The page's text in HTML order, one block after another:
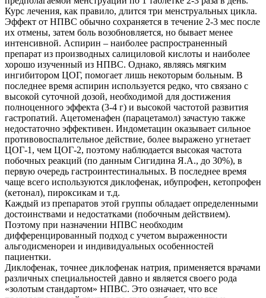
Курс лечения, как правило, длится три менструальных цикла.
Эффект от НПВС обычно сохраняется в течение 2-3 мес после
их отмены, затем боль возобновляется, но бывает менее
интенсивной. Аспирин – наиболее распространенный
препарат из производных салициловой кислоты и наиболее
хорошо изученный из НПВС. Однако, являясь мягким
ингибитором ЦОГ, помогает лишь некоторым больным. В
последнее время аспирин используется редко, что связано с
высокой суточной дозой, необходимой для достижения
полноценного эффекта (3-4 г) и высокой частотой развития
гастропатий. Ацетоменафен (парацетамол) зачастую также
недостаточно эффективен. Индометацин оказывает сильное
противовоспалительное действие, более выражено угнетает
ЦОГ-1, чем ЦОГ-2, поэтому наблюдается высокая частота
побочных реакций (по данным Сигидина Я.А., до 30%), в
первую очередь гастроинтестинальных. В последнее время
чаще всего используются диклофенак, ибупрофен, кетопрофен
(кетонал), пироксикам и т.д.
Каждый из препаратов этой группы обладает определенными
достоинствами и недостатками (побочным действием).
Поэтому при назначении НПВС необходим
дифференцированный подход с учетом выраженности
альгодисменореи и индивидуальных особенностей
пациентки.
Диклофенак, точнее диклофенак натрия, применяется врачами
различных специальностей давно и является своего рода
«золотым стандартом» НПВС. Это означает, что все